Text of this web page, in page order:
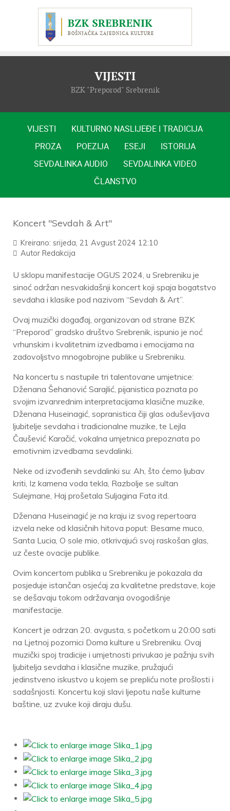
VIJESTI
BZK "Preporod" Srebrenik
VIJESTI
KULTURNO NASLIJEĐE I TRADICIJA
PROZA
POEZIJA ESEJI
ISTORIJA
SEVDALINKA AUDIO
SEVDALINKA VIDEO
ČLANSTVO
Koncert "Sevdah & Art"
Kreirano: srijeda, 21 Avgust 2024 12:10
Autor Redakcija
U sklopu manifestacije OGUS 2024, u Srebreniku je
sinoć održan nesvakidašnji koncert koji spaja bogatstvo
sevdaha i klasike pod nazivom “Sevdah & Art”.
Ovaj muzički događaj, organizovan od strane BZK
“Preporod” gradsko društvo Srebrenik, ispunio je noć
vrhunskim i kvalitetnim izvedbama i emocijama na
zadovoljstvo mnogobrojne publike u Srebreniku.
Na koncertu s nastupile tri talentovane umjetnice:
Dženana Šehanović Sarajlić, pijanistica poznata po
svojim izvanrednim interpretacijama klasične muzike,
Dženana Huseinagić, sopranistica čiji glas oduševljava
ljubitelje sevdaha i tradicionalne muzike, te Lejla
Čaušević Karačić, vokalna umjetnica prepoznata po
emotivnim izvedbama sevdalinki.
Neke od izvođenih sevdalinki su: Ah, što ćemo ljubav
kriti, Iz kamena voda tekla, Razbolje se sultan
Sulejmane, Haj prošetala Suljagina Fata itd.
Dženana Huseinagić je na kraju iz svog repertoara
izvela neke od klasičnih hitova poput: Besame muco,
Santa Lucia, O sole mio, otkrivajući svoj raskošan glas,
uz česte ovacije publike.
Ovim koncertom publika u Srebreniku je pokazala da
posjeduje istančan osjećaj za kvalitetne predstave, koje
se dešavaju tokom održavanja ovogodišnje
manifestacije.
Koncert je odrzan 20. avgusta, s početkom u 20:00 sati
na Ljetnoj pozornici Doma kulture u Srebreniku. Ovaj
muzički spoj tradicije i umjetnosti privukao je pažnju svih
ljubitelja sevdaha i klasične muzike, pružajući
jedinstveno iskustvo u kojem se prepliću note prošlosti i
sadašnjosti. Koncertu koji slavi ljepotu naše kulturne
baštine, uz zvuke koji diraju dušu.